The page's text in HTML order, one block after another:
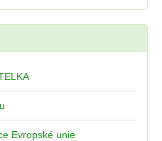
Evropské unie